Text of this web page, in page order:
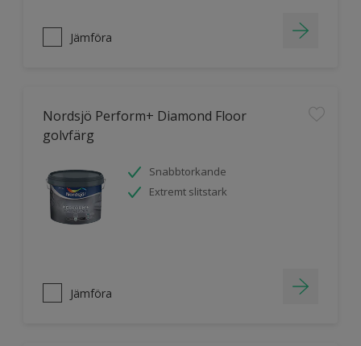
Jämföra
Nordsjö Perform+ Diamond Floor
golvfärg
Snabbtorkande
Extremt slitstark
Jämföra